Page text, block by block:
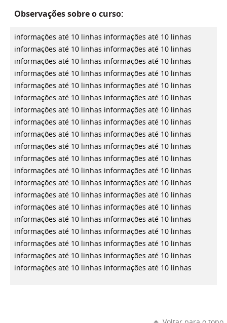
Observações sobre o curso:
informações até 10 linhas informações até 10 linhas
informações até 10 linhas informações até 10 linhas
informações até 10 linhas informações até 10 linhas
informações até 10 linhas informações até 10 linhas
informações até 10 linhas informações até 10 linhas
informações até 10 linhas informações até 10 linhas
informações até 10 linhas informações até 10 linhas
informações até 10 linhas informações até 10 linhas
informações até 10 linhas informações até 10 linhas
informações até 10 linhas informações até 10 linhas
informações até 10 linhas informações até 10 linhas
informações até 10 linhas informações até 10 linhas
informações até 10 linhas informações até 10 linhas
informações até 10 linhas informações até 10 linhas
informações até 10 linhas informações até 10 linhas
informações até 10 linhas informações até 10 linhas
informações até 10 linhas informações até 10 linhas
informações até 10 linhas informações até 10 linhas
informações até 10 linhas informações até 10 linhas
informações até 10 linhas informações até 10 linhas